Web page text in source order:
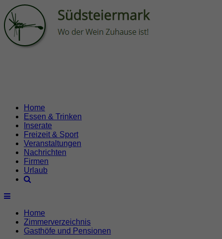
Home
Essen & Trinken
Inserate
Freizeit & Sport
Veranstaltungen
Nachrichten
Firmen
Urlaub
Home
Zimmerverzeichnis
Gasthöfe und Pensionen